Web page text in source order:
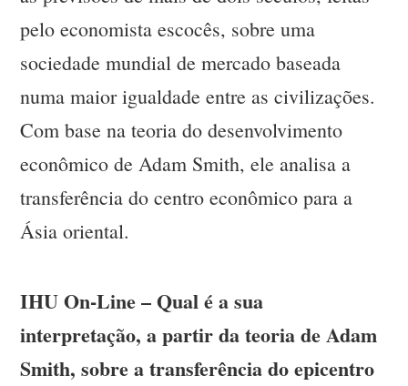
pelo economista escocês, sobre uma
sociedade mundial de mercado baseada
numa maior igualdade entre as civilizações.
Com base na teoria do desenvolvimento
econômico de Adam Smith, ele analisa a
transferência do centro econômico para a
Ásia oriental.
IHU On-Line – Qual é a sua
interpretação, a partir da teoria de Adam
Smith, sobre a transferência do epicentro